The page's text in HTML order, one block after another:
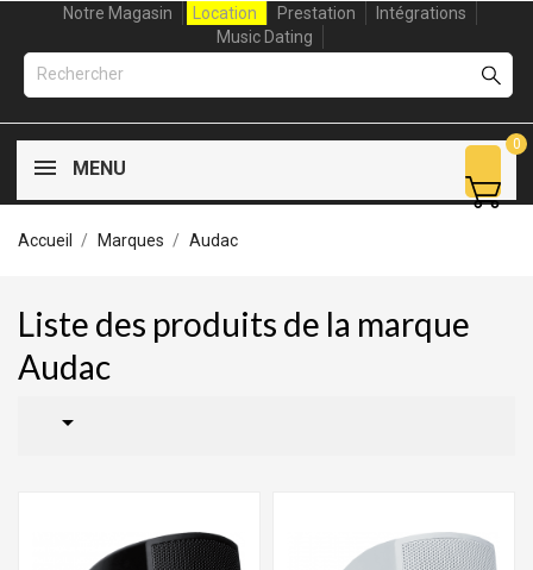
Notre Magasin Location Prestation
Intégrations
Music Dating
MENU
0
Accueil Marques Audac
Liste des produits de la marque
Audac
